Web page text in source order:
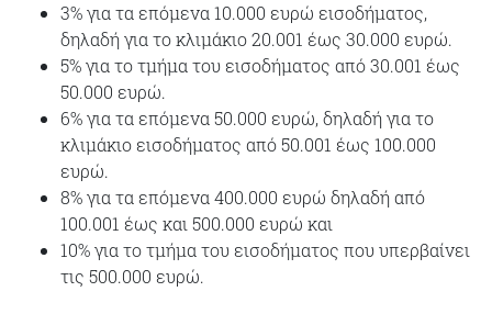
3% για τα επόμενα 10.000 ευρώ εισοδήματος,
δηλαδή για το κλιμάκιο 20.001 έως 30.000 ευρώ.
5% για το τμήμα του εισοδήματος από 30.001 έως
50.000 ευρώ.
6% για τα επόμενα 50.000 ευρώ, δηλαδή για το
κλιμάκιο εισοδήματος από 50.001 έως 100.000
ευρώ.
8% για τα επόμενα 400.000 ευρώ δηλαδή από
100.001 έως και 500.000 ευρώ και
10% για το τμήμα του εισοδήματος που υπερβαίνει
τις 500.000 ευρώ.